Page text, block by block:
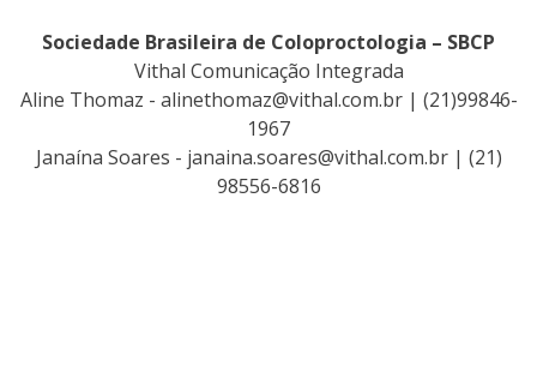
Sociedade Brasileira de Coloproctologia – SBCP
Vithal Comunicação Integrada
Aline Thomaz - alinethomaz@vithal.com.br| (21)99846-
1967
Janaína Soares - janaina.soares@vithal.com.br| (21)
98556-6816